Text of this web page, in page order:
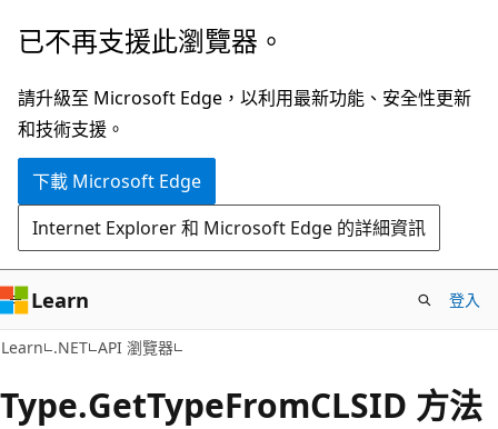
跳
主
要
內
跳
頁
面
內
覽
已不再支援此瀏覽器。
請升級至 Microsoft Edge，以利用最新功能、安全性更新
和技術支援。
下載 Microsoft Edge
Internet Explorer 和 Microsoft Edge 的詳細資訊
Learn 登入
Learn .NET API 瀏覽器
Type.GetTypeFromCLSID 方法